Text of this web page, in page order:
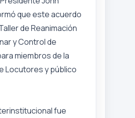
que este acuerdo
de Reanimación
y Control de
miembros de la
Locutores y público
fue